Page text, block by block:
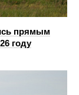
прямым
году